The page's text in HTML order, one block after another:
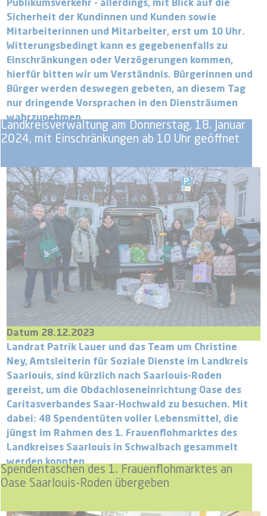
Landkreisverwaltung am Donnerstag, 18. Januar
2024, mit Einschränkungen ab 10 Uhr geöffnet
Publikumsverkehr - allerdings, mit Blick auf die
Sicherheit der Kundinnen und Kunden sowie
Mitarbeiterinnen und Mitarbeiter, erst um 10 Uhr.
Witterungsbedingt kann es gegebenenfalls zu
Einschränkungen oder Verzögerungen kommen,
hierfür bitten wir um Verständnis. Bürgerinnen und
Bürger werden deswegen gebeten, an diesem Tag
nur dringende Vorsprachen in den Diensträumen
wahrzunehmen.
Spendentaschen des 1. Frauenflohmarktes an
Oase Saarlouis-Roden übergeben
Datum 28.12.2023
Landrat Patrik Lauer und das Team um Christine
Ney, Amtsleiterin für Soziale Dienste im Landkreis
Saarlouis, sind kürzlich nach Saarlouis-Roden
gereist, um die Obdachloseneinrichtung Oase des
Caritasverbandes Saar-Hochwald zu besuchen. Mit
dabei: 48 Spendentüten voller Lebensmittel, die
jüngst im Rahmen des 1. Frauenflohmarktes des
Landkreises Saarlouis in Schwalbach gesammelt
werden konnten.